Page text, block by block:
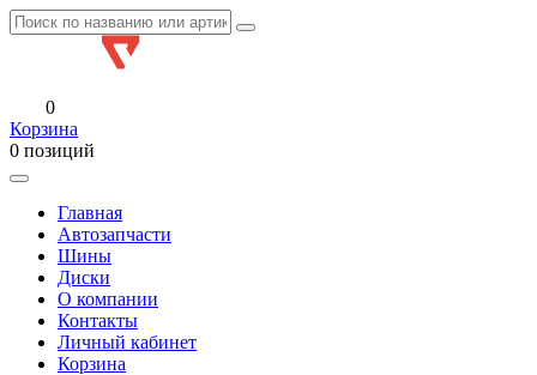
0
Корзина
0 позиций
Главная
Автозапчасти
Шины
Диски
О компании
Контакты
Личный кабинет
Корзина